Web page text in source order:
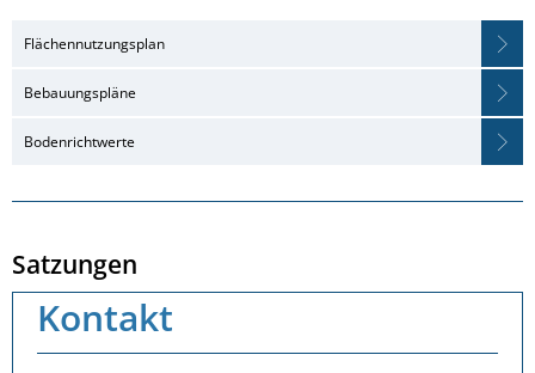
Flächennutzungsplan
Bebauungspläne
Bodenrichtwerte
Satzungen
Kontakt